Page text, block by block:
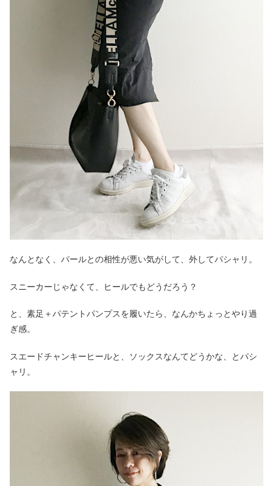
なんとなく、パールとの相性が悪い気がして、外してパシャリ。
スニーカーじゃなくて、ヒールでもどうだろう？
と、素足＋パテントパンプスを履いたら、なんかちょっとやり過
ぎ感。
スエードチャンキーヒールと、ソックスなんてどうかな、とパシ
ャリ。